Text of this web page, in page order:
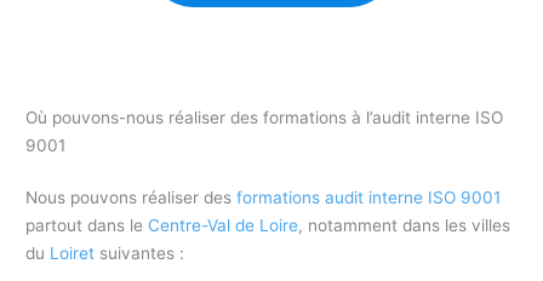
Où pouvons-nous réaliser des formations à l’audit interne ISO
9001
Nous pouvons réaliser desformations audit interne ISO 9001
partout dans le Centre-Val de Loire, notamment dans les villes
du Loiret suivantes :